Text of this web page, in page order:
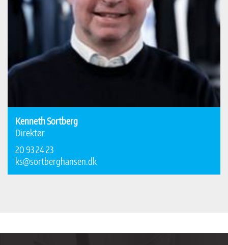
Kenneth Sortberg
Direktør
20 93 24 23
ks@sortberghansen.dk